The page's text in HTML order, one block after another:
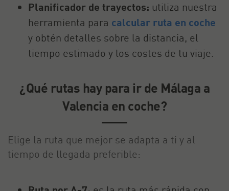
Planificador de trayectos: utiliza nuestra
herramienta para calcular ruta en coche
y obtén detalles sobre la distancia, el
tiempo estimado y los costes de tu viaje.
¿Qué rutas hay para ir de Málaga a
Valencia en coche?
Elige la ruta que mejor se adapta a ti y al
tiempo de llegada preferible: